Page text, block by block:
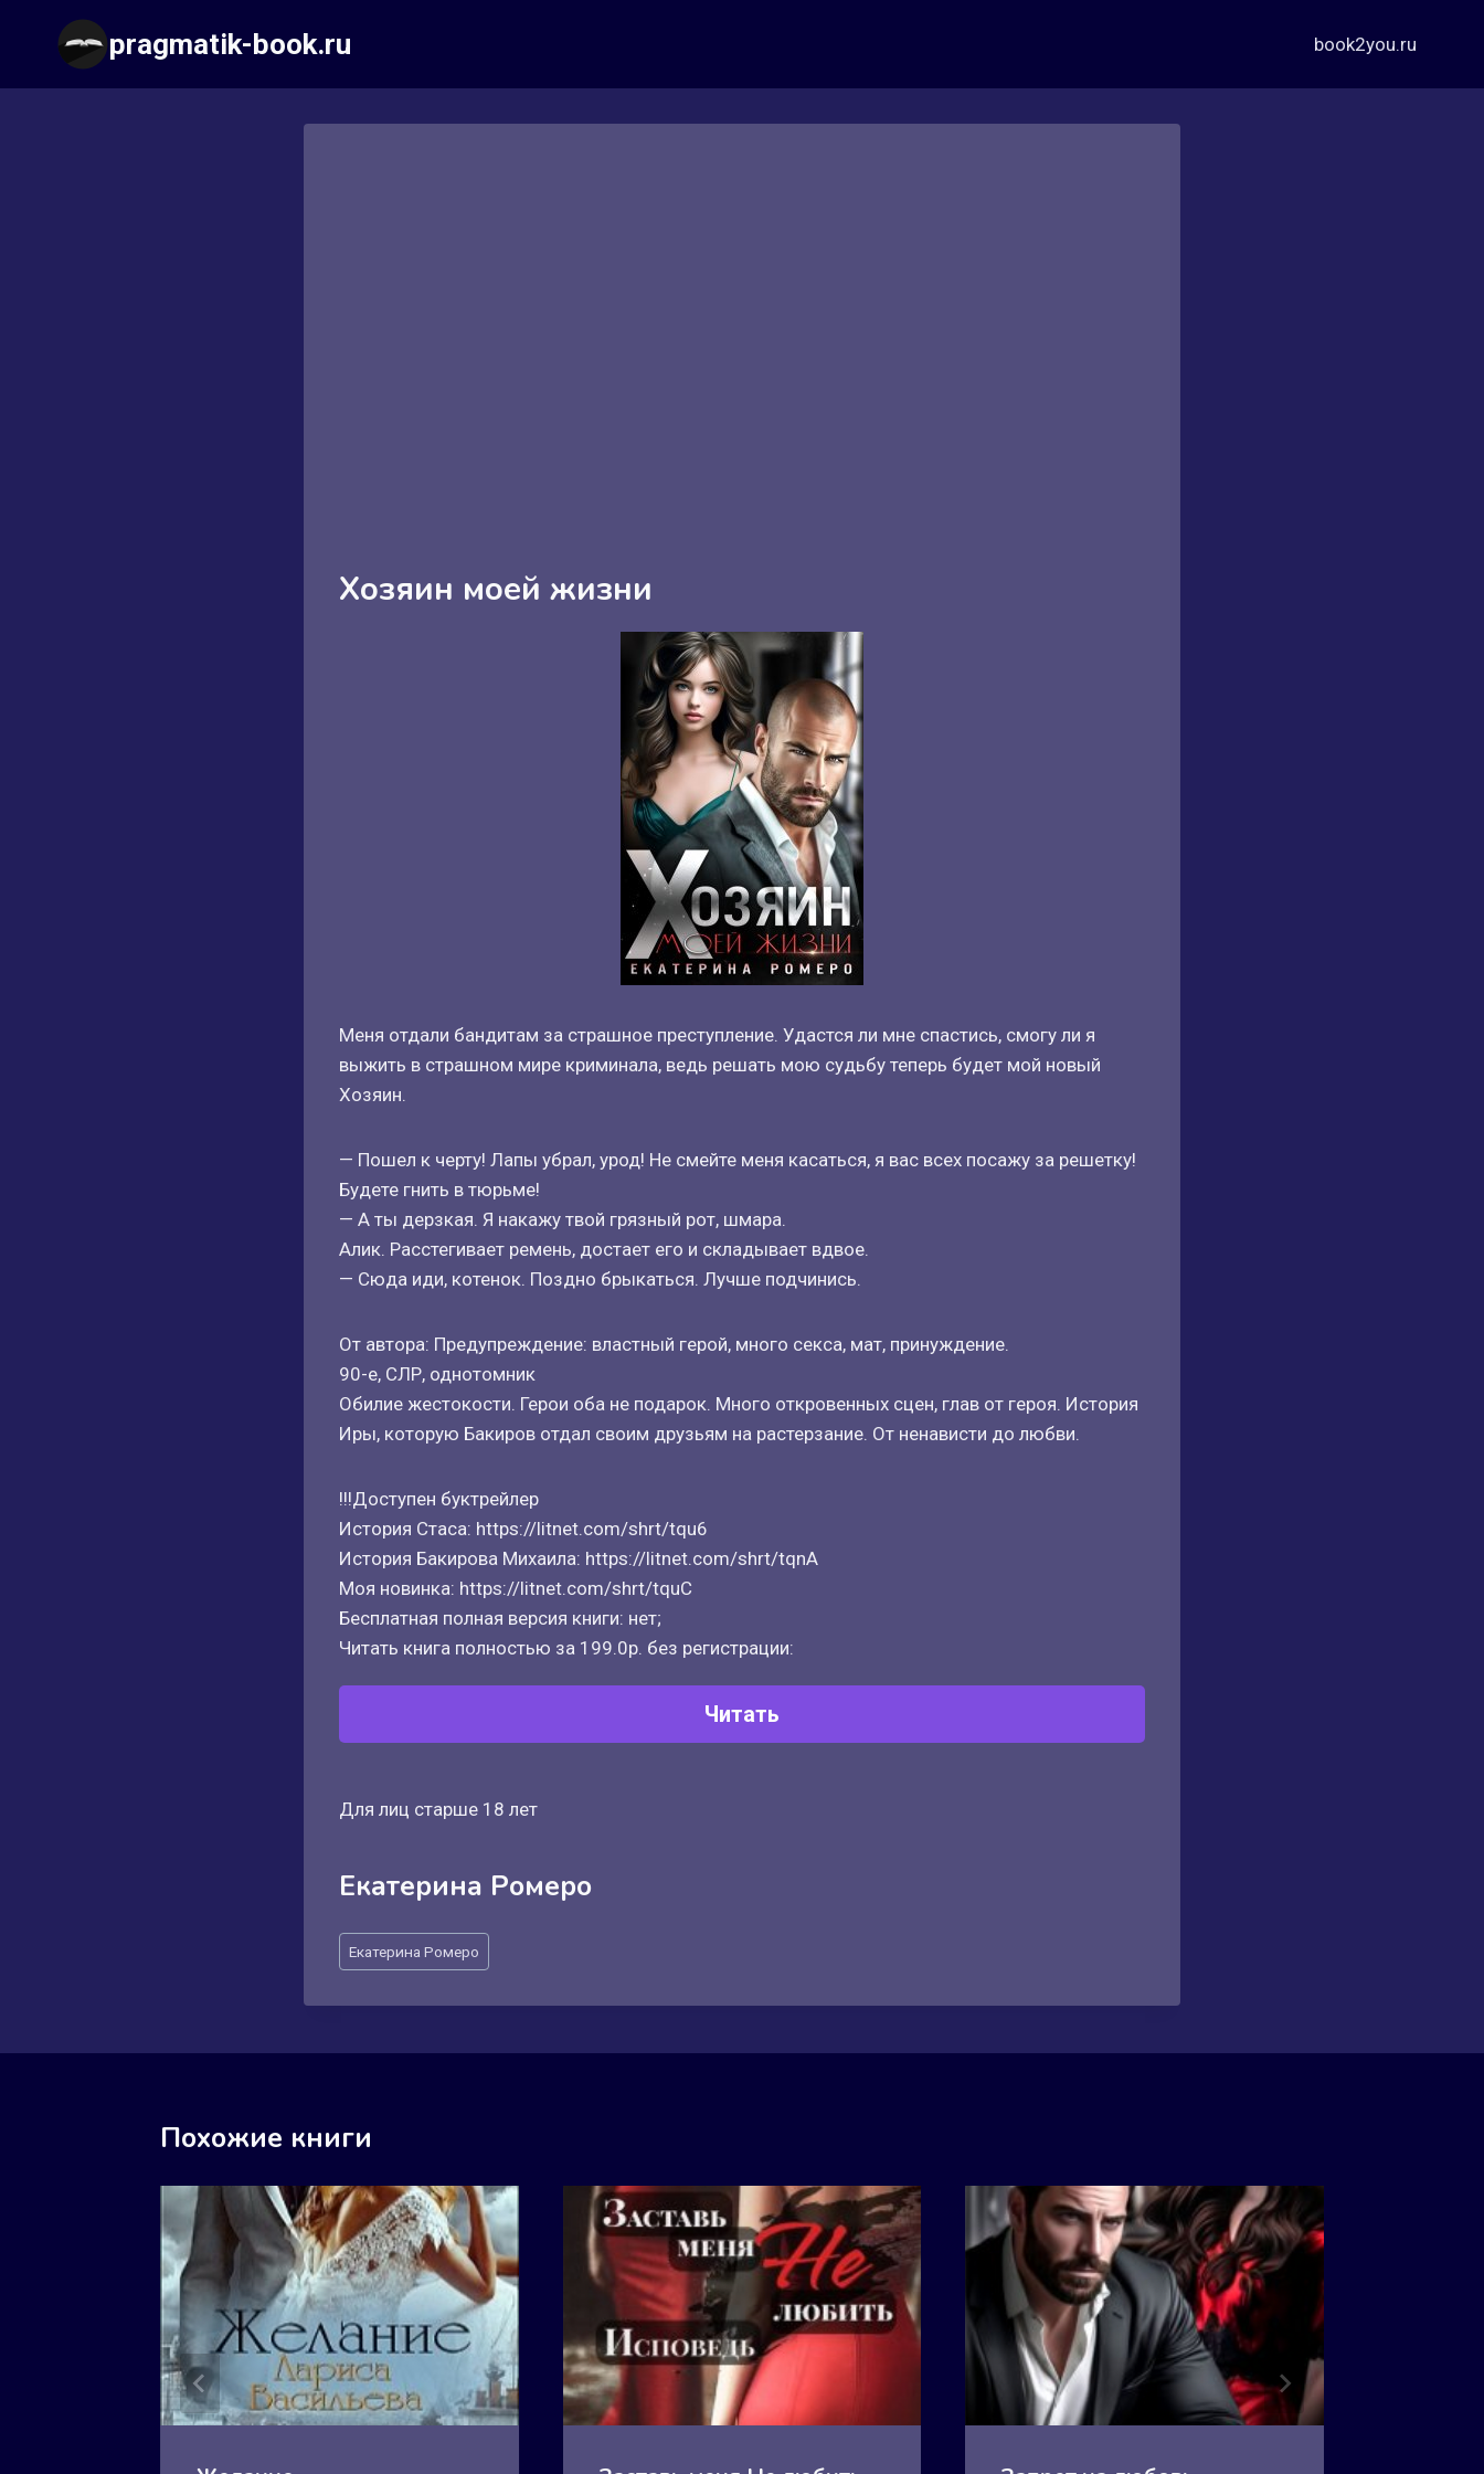
содержимому
pragmatik-book.ru book2you.ru
Хозяин моей жизни
Меня отдали бандитам за страшное преступление. Удастся ли мне спастись, смогу ли я
выжить в страшном мире криминала, ведь решать мою судьбу теперь будет мой новый
Хозяин.
— Пошел к черту! Лапы убрал, урод! Не смейте меня касаться, я вас всех посажу за решетку!
Будете гнить в тюрьме!
— А ты дерзкая. Я накажу твой грязный рот, шмара.
Алик. Расстегивает ремень, достает его и складывает вдвое.
— Сюда иди, котенок. Поздно брыкаться. Лучше подчинись.
От автора: Предупреждение: властный герой, много секса, мат, принуждение.
90-е, СЛР, однотомник
Обилие жестокости. Герои оба не подарок. Много откровенных сцен, глав от героя. История
Иры, которую Бакиров отдал своим друзьям на растерзание. От ненависти до любви.
!!!Доступен буктрейлер
История Стаса: https://litnet.com/shrt/tqu6
История Бакирова Михаила: https://litnet.com/shrt/tqnA
Моя новинка: https://litnet.com/shrt/tquC
Бесплатная полная версия книги: нет;
Читать книга полностью за 199.0р. без регистрации:
Читать
Для лиц старше 18 лет
Екатерина Ромеро
Метки
записи:
Екатерина Ромеро
Похожие книги